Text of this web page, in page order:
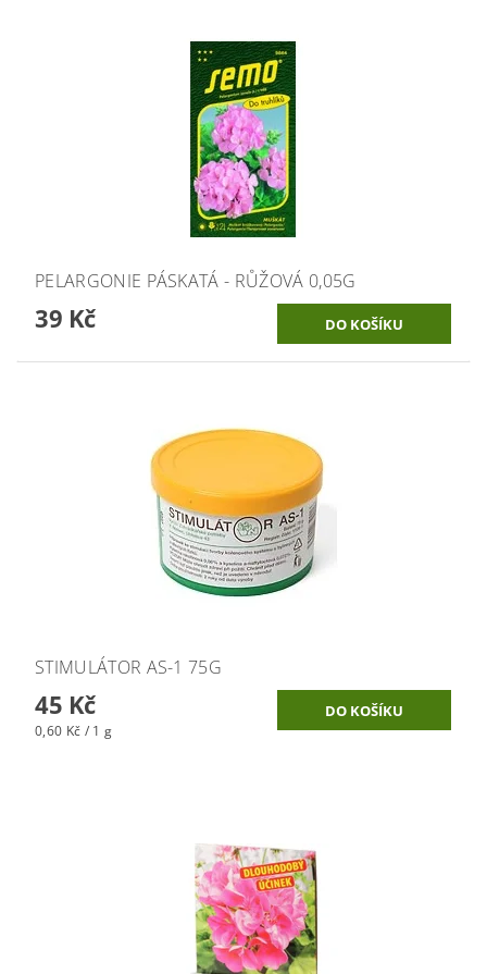
PELARGONIE PÁSKATÁ - RŮŽOVÁ 0,05G
39 Kč
STIMULÁTOR AS-1 75G
45 Kč
0,60 Kč / 1 g